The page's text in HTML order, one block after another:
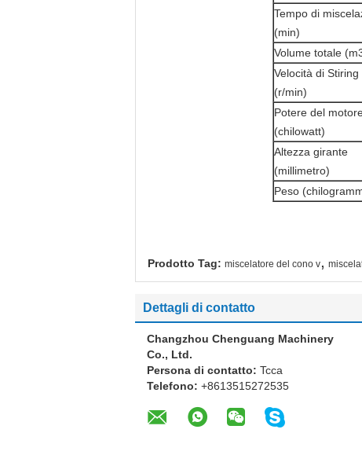
Tempo di
(min)
Volume totale
Velocità di Stiring
(r/min)
Potere del
(chilowatt)
Altezza girante
(millimetro)
Peso
Prodotto Tag: miscelatore del cono v,
Dettagli di contatto
Changzhou Chenguang Machinery
Co., Ltd.
Persona di contatto: Tcca
Telefono: +8613515272535